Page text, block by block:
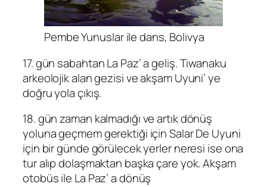
Pembe Yunuslar ile dans, Bolivya
17. gün sabahtan La Paz’ a geliş. Tiwanaku
arkeolojik alan gezisi ve akşam Uyuni’ ye
doğru yola çıkış.
18. gün zaman kalmadığı ve artık dönüş
yoluna geçmem gerektiği için Salar De Uyuni
için bir günde görülecek yerler neresi ise ona
tur alıp dolaşmaktan başka çare yok. Akşam
otobüs ile La Paz’ a dönüş